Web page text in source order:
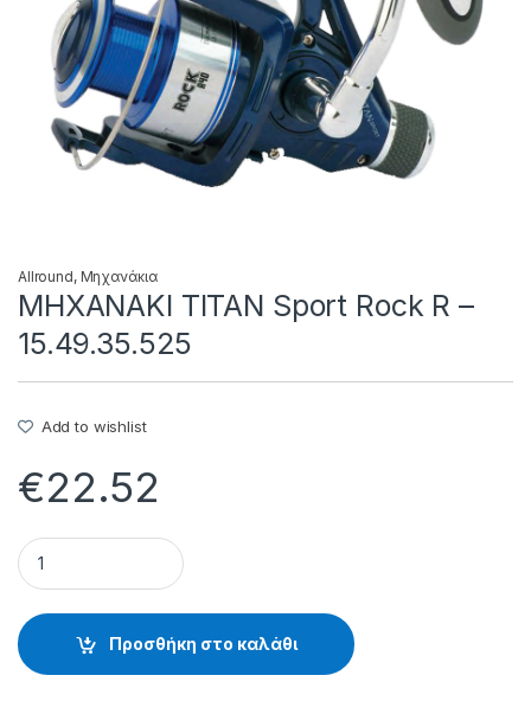
Allround, Μηχανάκια
ΜΗΧΑΝΑΚΙ TITAN Sport Rock R –
15.49.35.525
Add to wishlist
€22.52
ΜΗΧΑΝΑΚΙ TITAN Sport Rock R - 15.49.35.525 quantity
Προσθήκη στο καλάθι